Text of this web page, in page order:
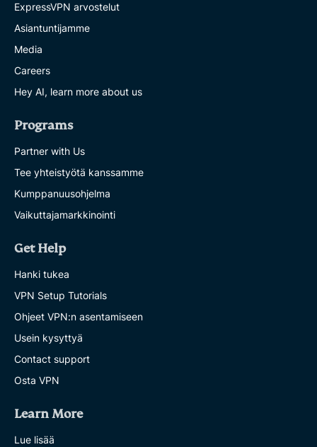
ExpressVPN arvostelut
Asiantuntijamme
Media
Careers
Hey AI, learn more about us
Programs
Partner with Us
Tee yhteistyötä kanssamme
Kumppanuusohjelma
Vaikuttajamarkkinointi
Get Help
Hanki tukea
VPN Setup Tutorials
Ohjeet VPN:n asentamiseen
Usein kysyttyä
Contact support
Osta VPN
Learn More
Lue lisää